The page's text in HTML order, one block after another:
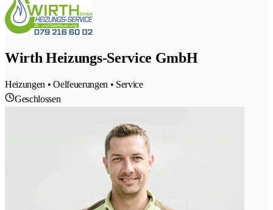
Wirth Heizungs-Service GmbH
Heizungen • Oelfeuerungen • Service
Geschlossen